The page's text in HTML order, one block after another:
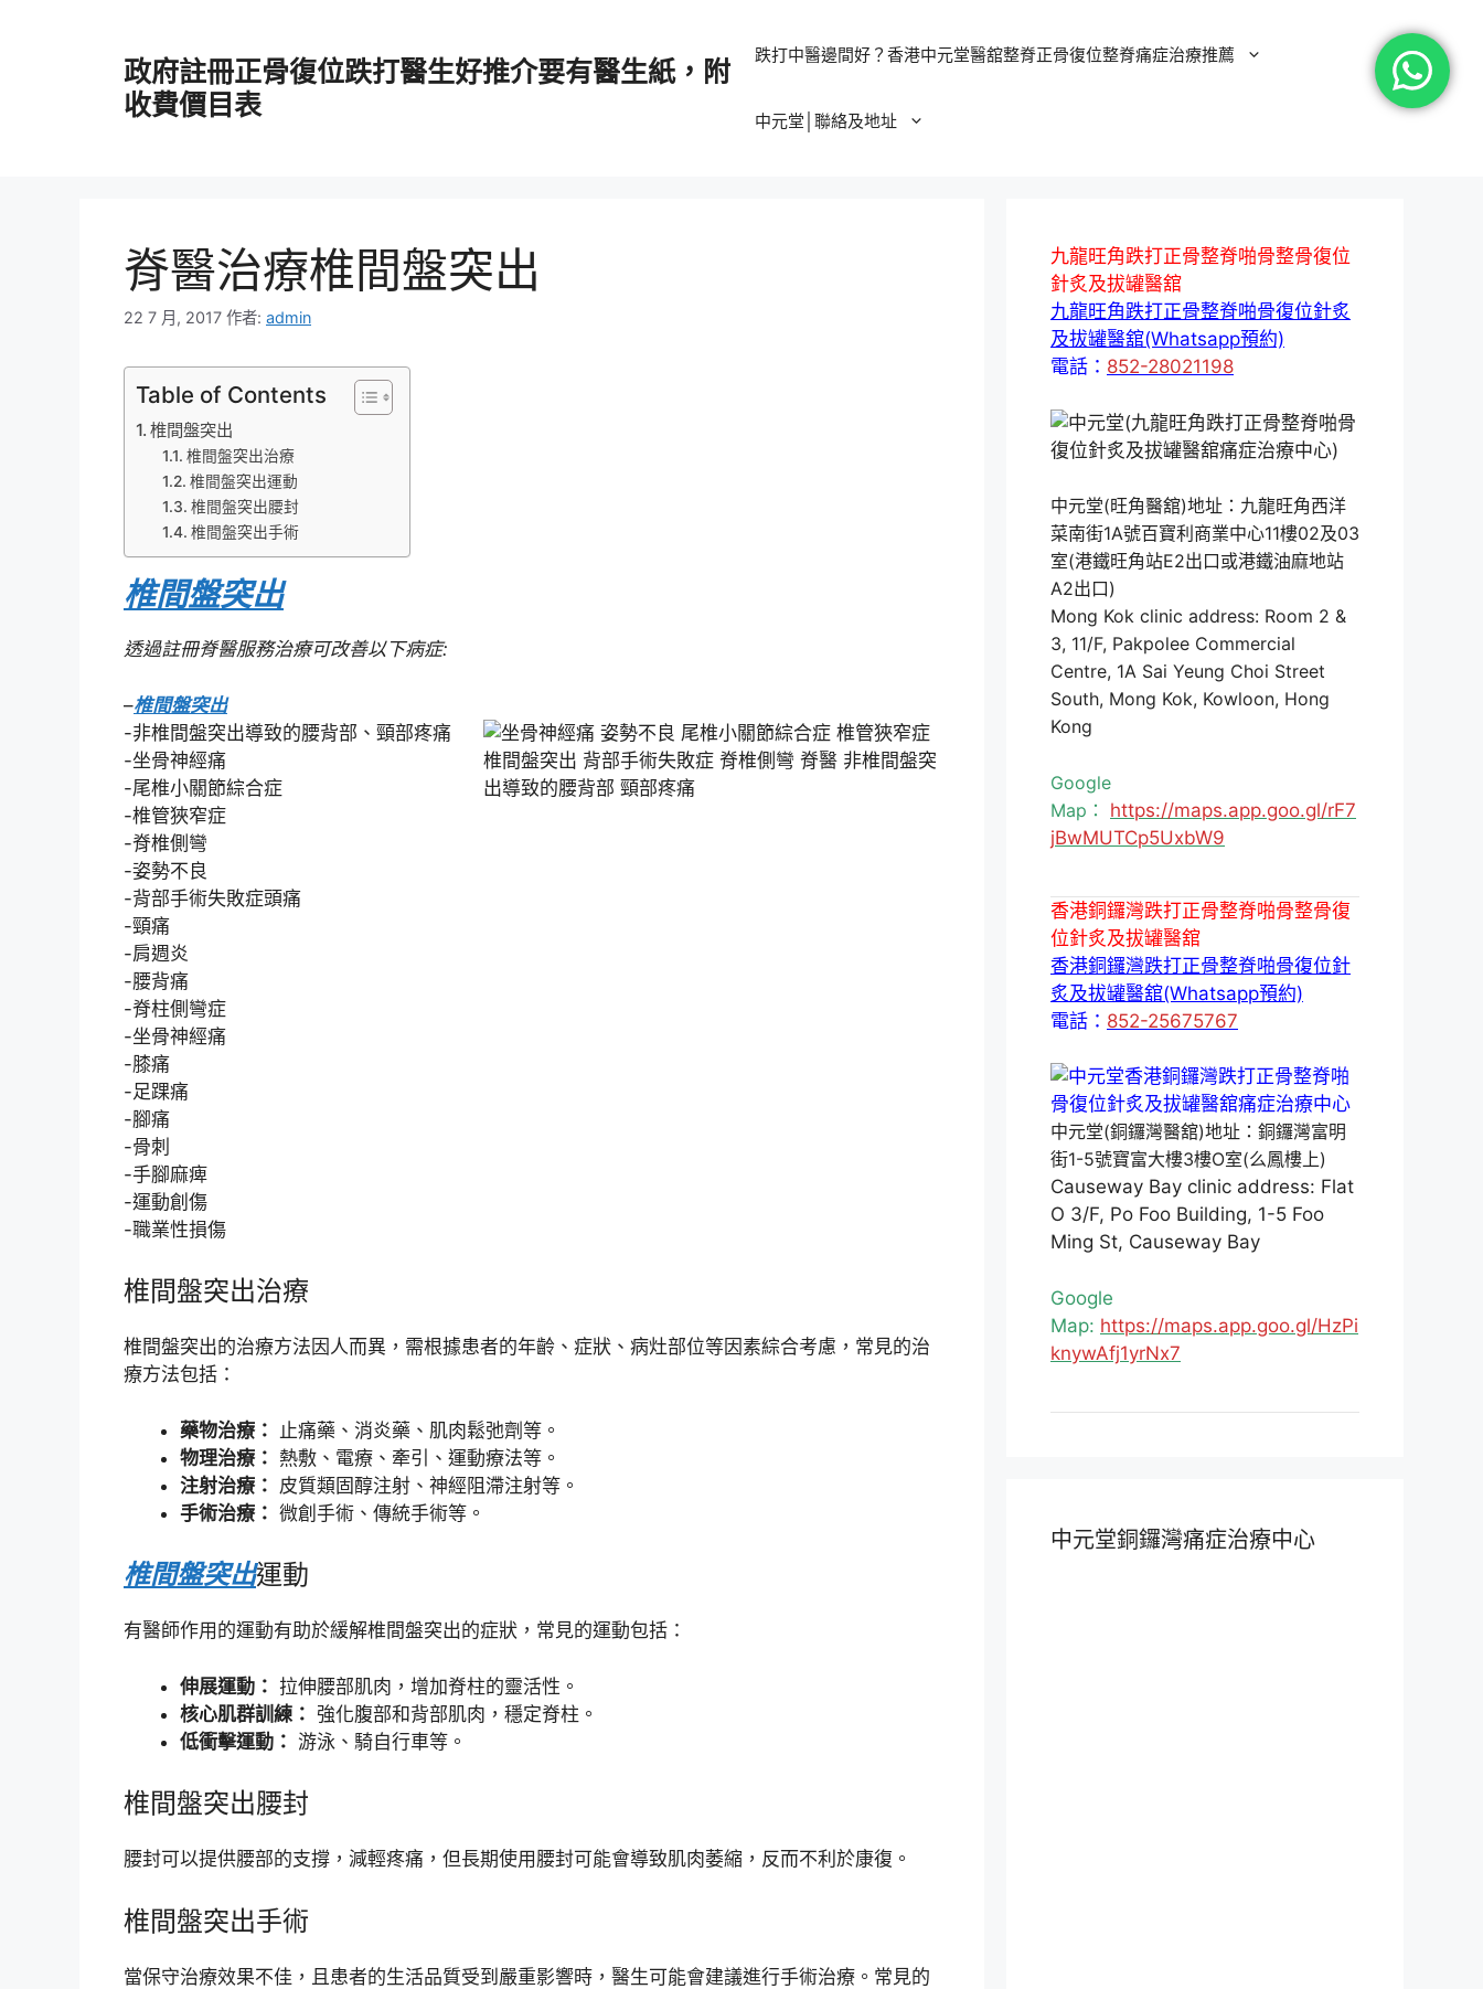
政府註冊正骨復位跌打醫生好推介要有醫生紙，附
收費價目表
跌打中醫邊間好？香港中元堂醫舘整脊正骨復位整脊痛症治療推薦
中元堂│聯絡及地址
脊醫治療椎間盤突出
22 7 月, 2017 作者: admin
Table of Contents
椎間盤突出
椎間盤突出治療
椎間盤突出運動
椎間盤突出腰封
椎間盤突出手術
椎間盤突出
透過註冊脊醫服務治療可改善以下病症:
–椎間盤突出
-非椎間盤突出導致的腰背部、頸部疼痛
-坐骨神經痛
-尾椎小關節綜合症
-椎管狹窄症
-脊椎側彎
-姿勢不良
-背部手術失敗症頭痛
-頸痛
-肩週炎
-腰背痛
-脊柱側彎症
-坐骨神經痛
-膝痛
-足踝痛
-腳痛
-骨刺
-手腳麻痺
-運動創傷
-職業性損傷
椎間盤突出治療
椎間盤突出的治療方法因人而異，需根據患者的年齡、症狀、病灶部位等因素綜合考慮，常見的治
療方法包括：
藥物治療：
止痛藥、消炎藥、肌肉鬆弛劑等。
物理治療： 熱敷、電療、牽引、運動療法等。
注射治療： 皮質類固醇注射、神經阻滯注射等。
手術治療： 微創手術、傳統手術等。
椎間盤突出運動
有醫師作用的運動有助於緩解椎間盤突出的症狀，常見的運動包括：
伸展運動： 拉伸腰部肌肉，增加脊柱的靈活性。
核心肌群訓練： 強化腹部和背部肌肉，穩定脊柱。
低衝擊運動： 游泳、騎自行車等。
椎間盤突出腰封
腰封可以提供腰部的支撐，減輕疼痛，但長期使用腰封可能會導致肌肉萎縮，反而不利於康復。
椎間盤突出手術
當保守治療效果不佳，且患者的生活品質受到嚴重影響時，醫生可能會建議進行手術治療。常見的
九龍旺角跌打正骨整脊啪骨整骨復位
針炙及拔罐醫舘
九龍旺角跌打正骨整脊啪骨復位針炙
及拔罐醫舘(Whatsapp預約)
電話： 852-28021198
中元堂(旺角醫舘)地址：九龍旺角西洋
菜南街1A號百寶利商業中心11樓02及03
室(港鐵旺角站E2出口或港鐵油麻地站
A2出口)
Mong Kok clinic address: Room 2 &
3, 11/F, Pakpolee Commercial
Centre, 1A Sai Yeung Choi Street
South, Mong Kok, Kowloon, Hong
Kong
Google
Map： https://maps.app.goo.gl/rF7
jBwMUTCp5UxbW9
香港銅鑼灣跌打正骨整脊啪骨整骨復
位針炙及拔罐醫舘
香港銅鑼灣跌打正骨整脊啪骨復位針
炙及拔罐醫舘(Whatsapp預約)
電話： 852-25675767
中元堂(銅鑼灣醫舘)地址：銅鑼灣富明
街1-5號寶富大樓3樓O室(么鳳樓上)
Causeway Bay clinic address: Flat
O 3/F, Po Foo Building, 1-5 Foo
Ming St, Causeway Bay
Google
Map: https://maps.app.goo.gl/HzPi
knywAfj1yrNx7
中元堂銅鑼灣痛症治療中心